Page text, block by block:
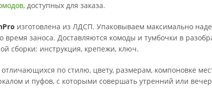
, доступных для заказа.
изготовлена из ЛДСП. Упаковываем максимально
время заноса. Доставляются комоды и тумбочки в
сборки: инструкция, крепежи, ключ.
по стилю, цвету, размерам, компоновке
и пуфов, с которыми совершать утренний или